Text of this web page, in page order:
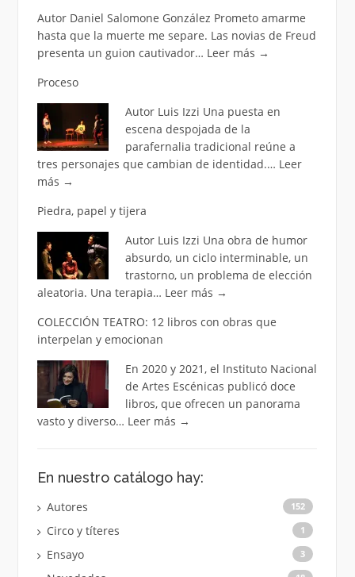
Autor Daniel Salomone González Prometo amarme
hasta que la muerte me separe. Las novias de Freud
presenta un guion cautivador… Leer más →
Proceso
Autor Luis Izzi Una puesta en
escena despojada de la
parafernalia tradicional reúne a
tres personajes que cambian de identidad.… Leer
más →
Piedra, papel y tijera
Autor Luis Izzi Una obra de humor
absurdo, un ciclo interminable, un
trastorno, un problema de elección
aleatoria. Una terapia… Leer más →
COLECCIÓN TEATRO: 12 libros con obras que
interpelan y emocionan
En 2020 y 2021, el Instituto Nacional
de Artes Escénicas publicó doce
libros, que ofrecen un panorama
vasto y diverso… Leer más →
En nuestro catálogo hay:
Autores 152
Circo y títeres 1
Ensayo 3